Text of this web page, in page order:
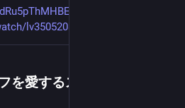
lv350520849
を愛するスプラトゥーン